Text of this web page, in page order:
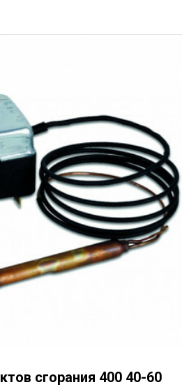
сгорания 400 40-60